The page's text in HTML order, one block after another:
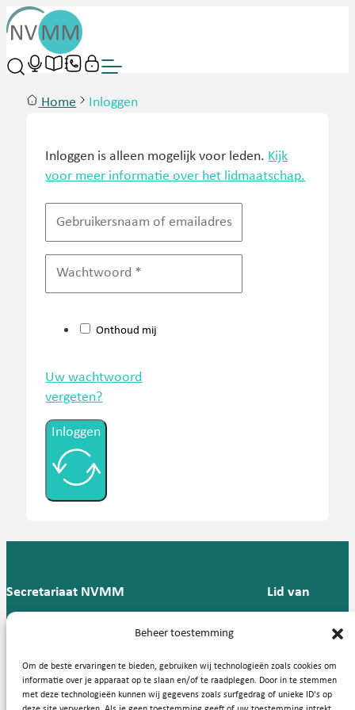
Beheer toestemming
Om de beste ervaringen te bieden, gebruiken wij technologieën zoals cookies om
informatie over je apparaat op te slaan en/of te raadplegen. Door in te stemmen
met deze technologieën kunnen wij gegevens zoals surfgedrag of unieke ID's op
Home Inloggen
Inloggen is alleen mogelijk voor leden. Kijk
voor meer informatie over het lidmaatschap.
Onthoud mij
Uw wachtwoord
vergeten?
Inloggen
Secretariaat NVMM
Groningen
T: 088 -
57
Lid van